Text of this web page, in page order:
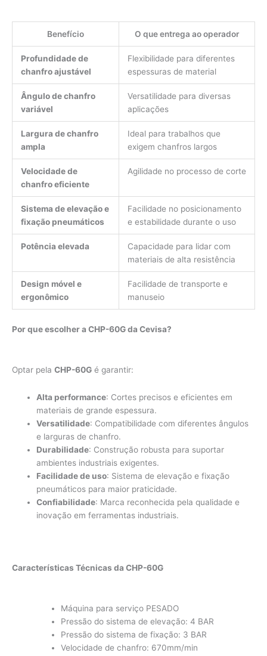
Benefício O que entrega ao operador
Profundidade de
chanfro ajustável
Flexibilidade para diferentes
espessuras de material
Ângulo de chanfro
variável
Versatilidade para diversas
aplicações
Largura de chanfro
ampla
Ideal para trabalhos que
exigem chanfros largos
Velocidade de
chanfro eficiente
Agilidade no processo de corte
Sistema de elevação e
fixação pneumáticos
Facilidade no posicionamento
e estabilidade durante o uso
Potência elevada
Capacidade para lidar com
materiais de alta resistência
Design móvel e
ergonômico
Facilidade de transporte e
manuseio
Por que escolher a CHP-60G da Cevisa?
Optar pela CHP-60G é garantir:
Alta performance: Cortes precisos e eficientes em
materiais de grande espessura.
Versatilidade: Compatibilidade com diferentes ângulos
e larguras de chanfro.
Durabilidade: Construção robusta para suportar
ambientes industriais exigentes.
Facilidade de uso: Sistema de elevação e fixação
pneumáticos para maior praticidade.
Confiabilidade: Marca reconhecida pela qualidade e
inovação em ferramentas industriais.
Características Técnicas da CHP-60G
Máquina para serviço PESADO
Pressão do sistema de elevação: 4 BAR
Pressão do sistema de fixação: 3 BAR
Velocidade de chanfro: 670mm/min